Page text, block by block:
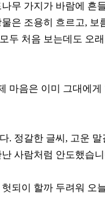
무 가지가 바람에 흔
은 조용히 흐르고, 보
두 처음 보는데도 오
마음은 이미 그대에게
. 정갈한 글씨, 고운
사람처럼 안도했습
되이 할까 두려워 오